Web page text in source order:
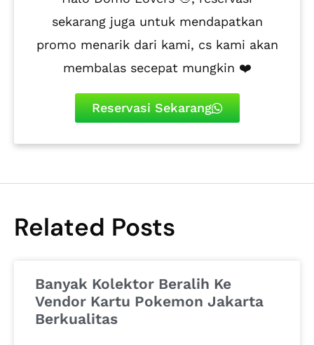
sekarang juga untuk mendapatkan
promo menarik dari kami, cs kami akan
membalas secepat mungkin ❤️
Reservasi Sekarang
Related Posts
Banyak Kolektor Beralih Ke
Vendor Kartu Pokemon Jakarta
Berkualitas